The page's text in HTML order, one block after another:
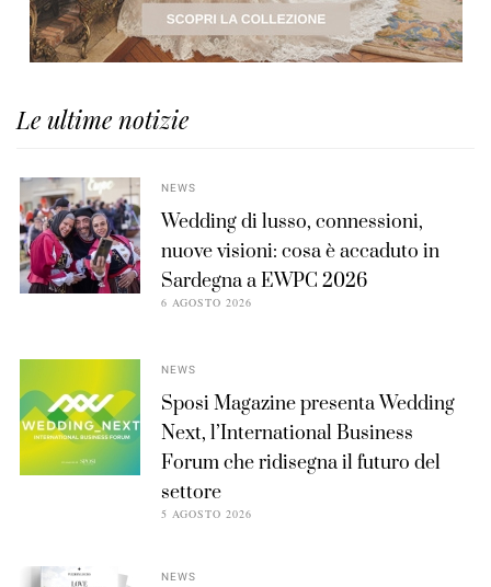
Le ultime notizie
NEWS
Wedding di lusso, connessioni,
nuove visioni: cosa è accaduto in
Sardegna a EWPC 2026
6 AGOSTO 2026
NEWS
Sposi Magazine presenta Wedding
Next, l’International Business
Forum che ridisegna il futuro del
settore
5 AGOSTO 2026
NEWS